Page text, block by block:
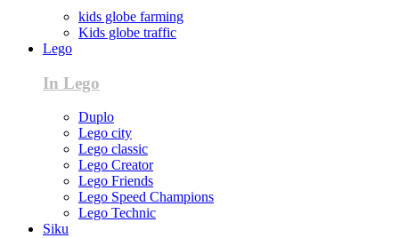
kids globe farming
Kids globe traffic
Lego
In Lego
Duplo
Lego city
Lego classic
Lego Creator
Lego Friends
Lego Speed Champions
Lego Technic
Siku